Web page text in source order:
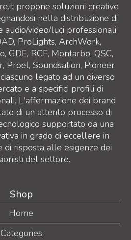
propone soluzioni creative
nella distribuzione di
audio/video/luci professionali
ProLights, ArchWork,
GDE, RCF, Montarbo, QSC,
Proel, Soundsation, Pioneer
legato ad un diverso
e a specifici profili di
L'affermazione dei brand
di un attento processo di
supportato da una
in grado di eccellere in
di risposta alle esigenze dei
del settore.
Shop
Home
Categories